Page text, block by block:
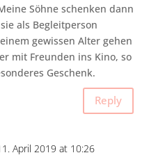
Söhne schenken dann
als Begleitperson
gewissen Alter gehen
mit Freunden ins Kino, so
Geschenk.
Reply
April 2019 at 10:26